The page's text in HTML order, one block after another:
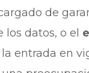
de
datos, o el
la entrada en